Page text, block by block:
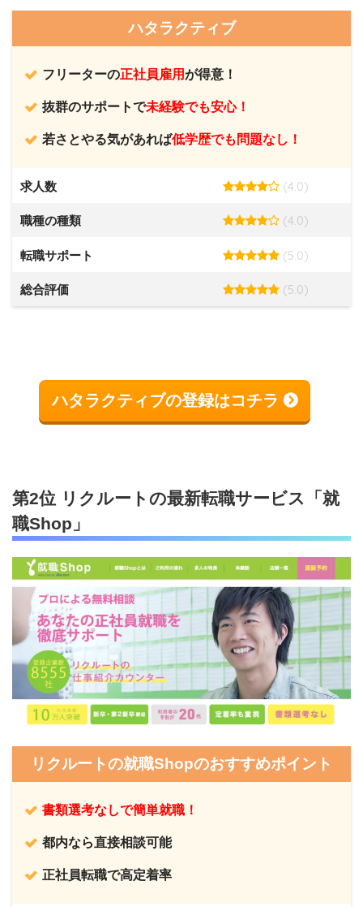
ハタラクティブ
フリーターの正社員雇用が得意！
抜群のサポートで未経験でも安心！
若さとやる気があれば低学歴でも問題なし！
求人数 (4.0)
職種の種類 (4.0)
転職サポート (5.0)
総合評価 (5.0)
ハタラクティブの登録はコチラ
第2位 リクルートの最新転職サービス「就
職Shop」
リクルートの就職Shopのおすすめポイント
書類選考なしで簡単就職！
都内なら直接相談可能
正社員転職で高定着率